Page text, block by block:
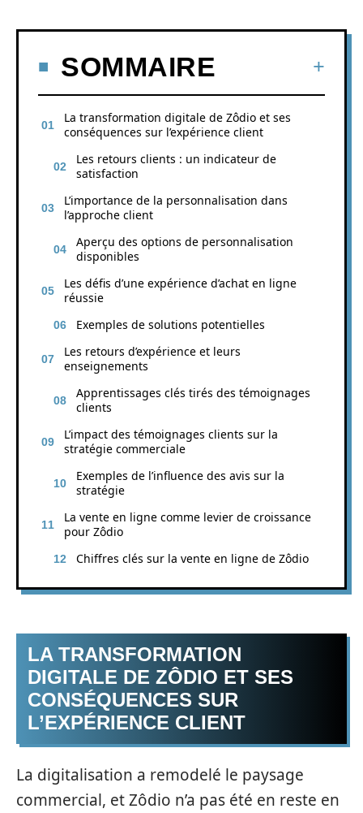
SOMMAIRE
La transformation digitale de Zôdio et ses
conséquences sur l’expérience client
Les retours clients : un indicateur de
satisfaction
L’importance de la personnalisation dans
l’approche client
Aperçu des options de personnalisation
disponibles
Les défis d’une expérience d’achat en ligne
réussie
Exemples de solutions potentielles
Les retours d’expérience et leurs
enseignements
Apprentissages clés tirés des témoignages
clients
L’impact des témoignages clients sur la
stratégie commerciale
Exemples de l’influence des avis sur la
stratégie
La vente en ligne comme levier de croissance
pour Zôdio
Chiffres clés sur la vente en ligne de Zôdio
LA TRANSFORMATION
DIGITALE DE ZÔDIO ET SES
CONSÉQUENCES SUR
L’EXPÉRIENCE CLIENT
La digitalisation a remodelé le paysage
commercial, et Zôdio n’a pas été en reste en